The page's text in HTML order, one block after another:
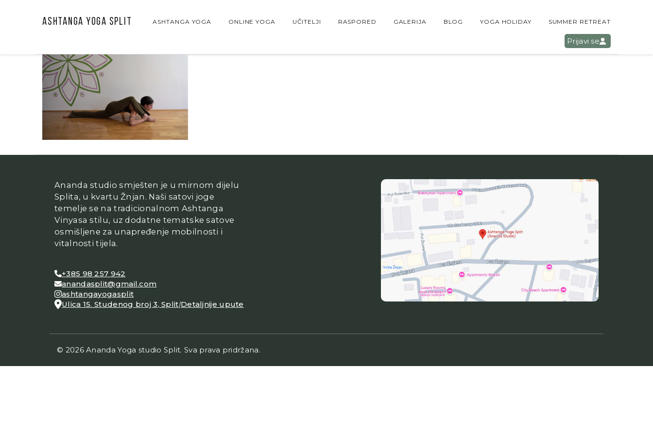
Ashtanga Yoga Split ASHTANGA YOGA ONLINE YOGA UČITELJI RASPORED GALERIJA BLOG YOGA HOLIDAY SUMMER RETREAT
Prijavi se
Ananda studio smješten je u mirnom dijelu
Splita, u kvartu Žnjan. Naši satovi joge
temelje se na tradicionalnom Ashtanga
Vinyasa stilu, uz dodatne tematske satove
osmišljene za unapređenje mobilnosti i
vitalnosti tijela.
+385 98 257 942
anandasplit@gmail.com
ashtangayogasplit
Ulica 15. Studenog broj 3,Split|Detaljnije upute
© 2026 Ananda Yoga studio Split. Sva prava pridržana.